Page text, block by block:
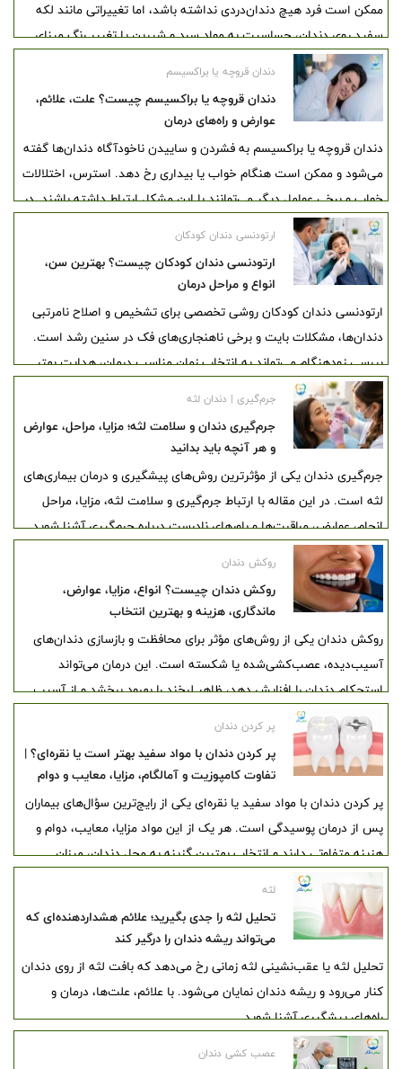
ممکن است فرد هیچ دندان‌دردی نداشته باشد، اما تغییراتی مانند لکه
سفید روی دندان، حساسیت به مواد سرد و شیرین یا تغییر رنگ مینای
دندان ایجاد شود. پوسیدگی اولیه در بعضی مراحل هنوز به حفره دائمی
تبدیل نشده و تشخیص زودهنگام آن می‌تواند از پیشرفت آسیب
جلوگیری کند.
دندان قروچه یا براکسیسم
دندان قروچه یا براکسیسم چیست؟ علت، علائم،
عوارض و راه‌های درمان
دندان قروچه یا براکسیسم به فشردن و ساییدن ناخودآگاه دندان‌ها گفته
می‌شود و ممکن است هنگام خواب یا بیداری رخ دهد. استرس، اختلالات
خواب و برخی عوامل دیگر می‌توانند با این مشکل ارتباط داشته باشند. در
این مقاله، علت دندان قروچه، علائم، عوارض و روش‌های درمان و کنترل
آن بررسی شده است.
ارتودنسی دندان کودکان
ارتودنسی دندان کودکان چیست؟ بهترین سن،
انواع و مراحل درمان
ارتودنسی دندان کودکان روشی تخصصی برای تشخیص و اصلاح نامرتبی
دندان‌ها، مشکلات بایت و برخی ناهنجاری‌های فک در سنین رشد است.
بررسی زودهنگام می‌تواند به انتخاب زمان مناسب درمان، هدایت بهتر
رشد فک و پیشگیری از شدیدتر شدن مشکلات دندانی کمک کند. در این
مقاله، بهترین سن ارتودنسی کودکان، علائم نیاز به درمان، انواع روش‌ها،
مراحل ارتودنسی و مراقبت‌های ضروری بررسی شده است.
جرم‌گیری | دندان لثه
جرم‌گیری دندان و سلامت لثه؛ مزایا، مراحل، عوارض
و هر آنچه باید بدانید
جرم‌گیری دندان یکی از مؤثرترین روش‌های پیشگیری و درمان بیماری‌های
لثه است. در این مقاله با ارتباط جرم‌گیری و سلامت لثه، مزایا، مراحل
انجام، عوارض، مراقبت‌ها و باورهای نادرست درباره جرم‌گیری آشنا شوید.
روکش دندان
روکش دندان چیست؟ انواع، مزایا، عوارض،
ماندگاری، هزینه و بهترین انتخاب
روکش دندان یکی از روش‌های مؤثر برای محافظت و بازسازی دندان‌های
آسیب‌دیده، عصب‌کشی‌شده یا شکسته است. این درمان می‌تواند
استحکام دندان را افزایش دهد، ظاهر لبخند را بهبود ببخشد و از آسیب
بیشتر جلوگیری کند.
پر کردن دندان
پر کردن دندان با مواد سفید بهتر است یا نقره‌ای؟ |
تفاوت کامپوزیت و آمالگام، مزایا، معایب و دوام
پر کردن دندان با مواد سفید یا نقره‌ای یکی از رایج‌ترین سؤال‌های بیماران
پس از درمان پوسیدگی است. هر یک از این مواد مزایا، معایب، دوام و
هزینه متفاوتی دارند و انتخاب بهترین گزینه به محل دندان، میزان
پوسیدگی، بودجه و نظر دندانپزشک بستگی دارد.
لثه
تحلیل لثه را جدی بگیرید؛ علائم هشداردهنده‌ای که
می‌تواند ریشه دندان را درگیر کند
تحلیل لثه یا عقب‌نشینی لثه زمانی رخ می‌دهد که بافت لثه از روی دندان
کنار می‌رود و ریشه دندان نمایان می‌شود. با علائم، علت‌ها، درمان و
راه‌های پیشگیری آشنا شوید.
عصب کشی دندان